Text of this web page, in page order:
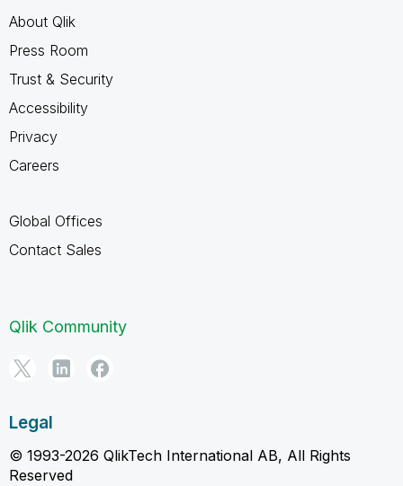
About Qlik
Press Room
Trust & Security
Accessibility
Privacy
Careers
Global Offices
Contact Sales
Qlik Community
Legal
© 1993-2026 QlikTech International AB, All Rights
Reserved